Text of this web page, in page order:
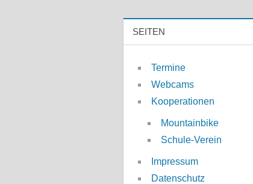
SEITEN
Termine
Webcams
Kooperationen
Mountainbike
Schule-Verein
Impressum
Datenschutz